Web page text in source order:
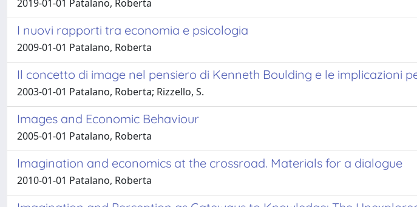
2019-01-01 Patalano, Roberta
I nuovi rapporti tra economia e psicologia
2009-01-01 Patalano, Roberta
Il concetto di image nel pensiero di Kenneth Boulding e le implicazioni
2003-01-01 Patalano, Roberta; Rizzello, S.
Images and Economic Behaviour
2005-01-01 Patalano, Roberta
Imagination and economics at the crossroad. Materials for a dialogue
2010-01-01 Patalano, Roberta